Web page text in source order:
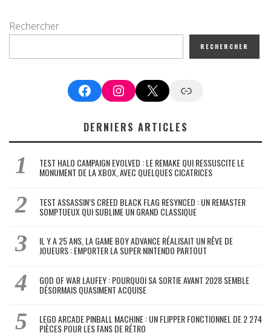
Rechercher
RECHERCHER
FacebookInstagram
X Google News
DERNIERS ARTICLES
TEST HALO CAMPAIGN EVOLVED : LE REMAKE QUI RESSUSCITE LE
MONUMENT DE LA XBOX, AVEC QUELQUES CICATRICES
TEST ASSASSIN’S CREED BLACK FLAG RESYNCED : UN REMASTER
SOMPTUEUX QUI SUBLIME UN GRAND CLASSIQUE
IL Y A 25 ANS, LA GAME BOY ADVANCE RÉALISAIT UN RÊVE DE
JOUEURS : EMPORTER LA SUPER NINTENDO PARTOUT
GOD OF WAR LAUFEY : POURQUOI SA SORTIE AVANT 2028 SEMBLE
DÉSORMAIS QUASIMENT ACQUISE
LEGO ARCADE PINBALL MACHINE : UN FLIPPER FONCTIONNEL DE 2 274
PIÈCES POUR LES FANS DE RÉTRO